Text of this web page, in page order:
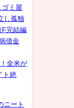
ゴミ屋
し孤独
F完結編
借金
全米が
ト絶
ニート